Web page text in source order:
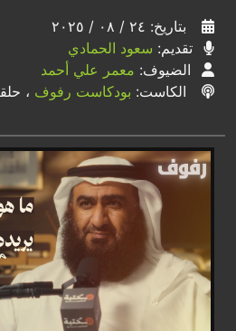
بتاريخ: ٢٤ / ٠٨ / ٢٠٢٥
تقديم: سعود الحمادي
الضيوف: معمر علي أحمد
الكاست: بودكاست رفوف ،